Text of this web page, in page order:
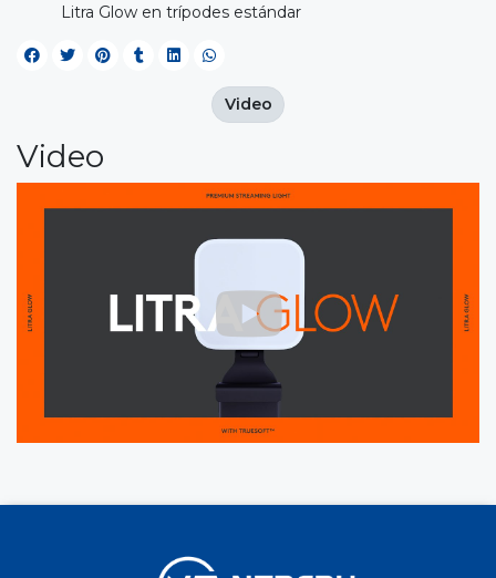
Litra Glow en trípodes estándar
Video
Video